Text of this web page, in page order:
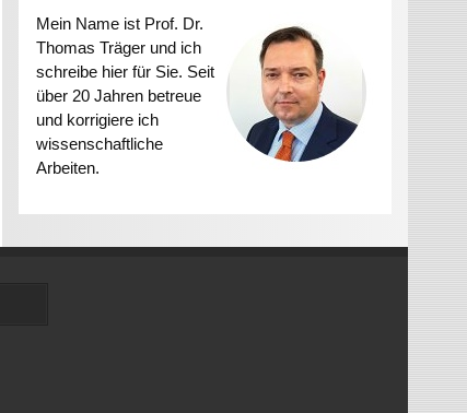
Mein Name ist Prof. Dr.
Thomas Träger und ich
schreibe hier für Sie. Seit
über 20 Jahren betreue
und korrigiere ich
wissenschaftliche
Arbeiten.